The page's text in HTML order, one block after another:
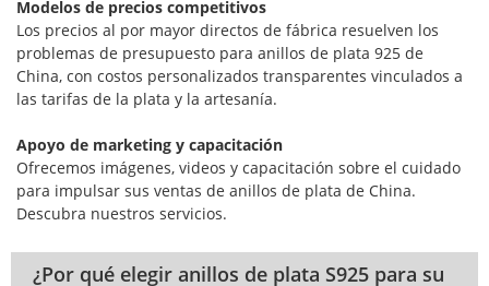
Modelos de precios competitivos
Los precios al por mayor directos de fábrica resuelven los
problemas de presupuesto para anillos de plata 925 de
China, con costos personalizados transparentes vinculados a
las tarifas de la plata y la artesanía.
Apoyo de marketing y capacitación
Ofrecemos imágenes, videos y capacitación sobre el cuidado
para impulsar sus ventas de anillos de plata de China.
Descubra nuestros servicios.
¿Por qué elegir anillos de plata S925 para su